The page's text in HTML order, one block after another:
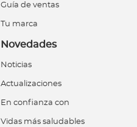
Guía de ventas
Tu marca
Novedades
Noticias
Actualizaciones
En confianza con
Vidas más saludables